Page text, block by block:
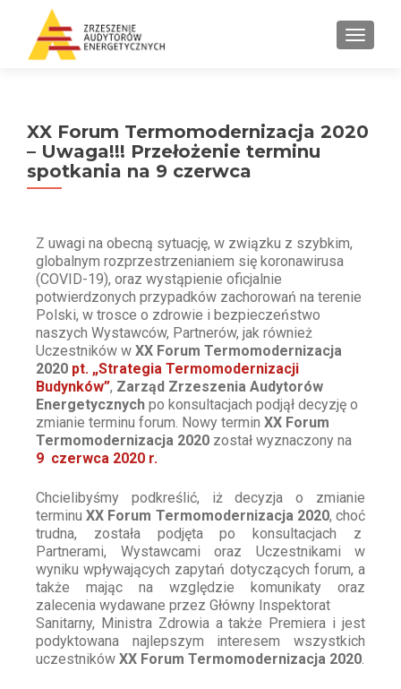
XX Forum Termomodernizacja 2020
– Uwaga!!! Przełożenie terminu
spotkania na 9 czerwca
Z uwagi na obecną sytuację, w związku z szybkim,
globalnym rozprzestrzenianiem się koronawirusa
(COVID-19), oraz wystąpienie oficjalnie
potwierdzonych przypadków zachorowań na terenie
Polski, w trosce o zdrowie i bezpieczeństwo
naszych Wystawców, Partnerów, jak również
Uczestników w XX Forum Termomodernizacja
2020 pt. „Strategia Termomodernizacji
Budynków”, Zarząd Zrzeszenia Audytorów
Energetycznych po konsultacjach podjął decyzję o
zmianie terminu forum. Nowy termin XX Forum
Termomodernizacja 2020 został wyznaczony na
9 czerwca 2020 r.
Chcielibyśmy podkreślić, iż decyzja o zmianie
terminuXX Forum Termomodernizacja 2020, choć
trudna, została podjęta po konsultacjach z
Partnerami, Wystawcami oraz Uczestnikami w
wyniku wpływających zapytań dotyczących forum, a
także mając na względzie komunikaty oraz
zalecenia wydawane przez Główny Inspektorat
Sanitarny, Ministra Zdrowia a także Premiera i jest
podyktowana najlepszym interesem wszystkich
uczestników XX Forum Termomodernizacja 2020.